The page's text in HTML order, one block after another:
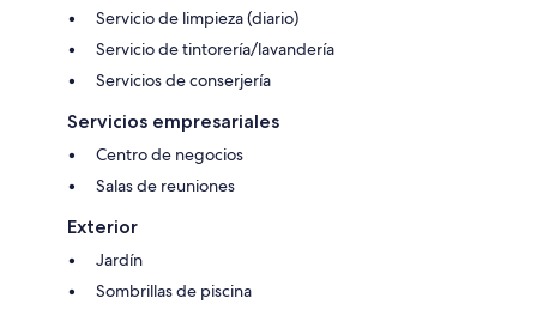
Servicio de limpieza (diario)
Servicio de tintorería/lavandería
Servicios de conserjería
Servicios empresariales
Centro de negocios
Salas de reuniones
Exterior
Jardín
Sombrillas de piscina